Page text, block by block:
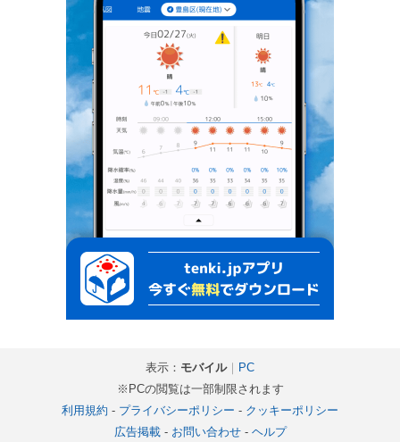
表示： モバイル｜ PC
※PCの閲覧は一部制限されます
利用規約 - プライバシーポリシー - クッキーポリシー
広告掲載- お問い合わせ- ヘルプ